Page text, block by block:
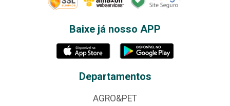
Baixe já nosso APP
Departamentos
AGRO&PET